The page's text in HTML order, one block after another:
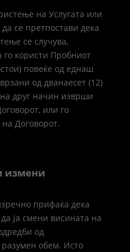
на Услугата или
се претпостави дека
се случува,
го користи Пробниот
повеќе од еднаш
од дванаесет (12)
друг начин изврши
или го
Договорот.
измени
прифаќа дека
ја смени висината на
од
обем. Исто